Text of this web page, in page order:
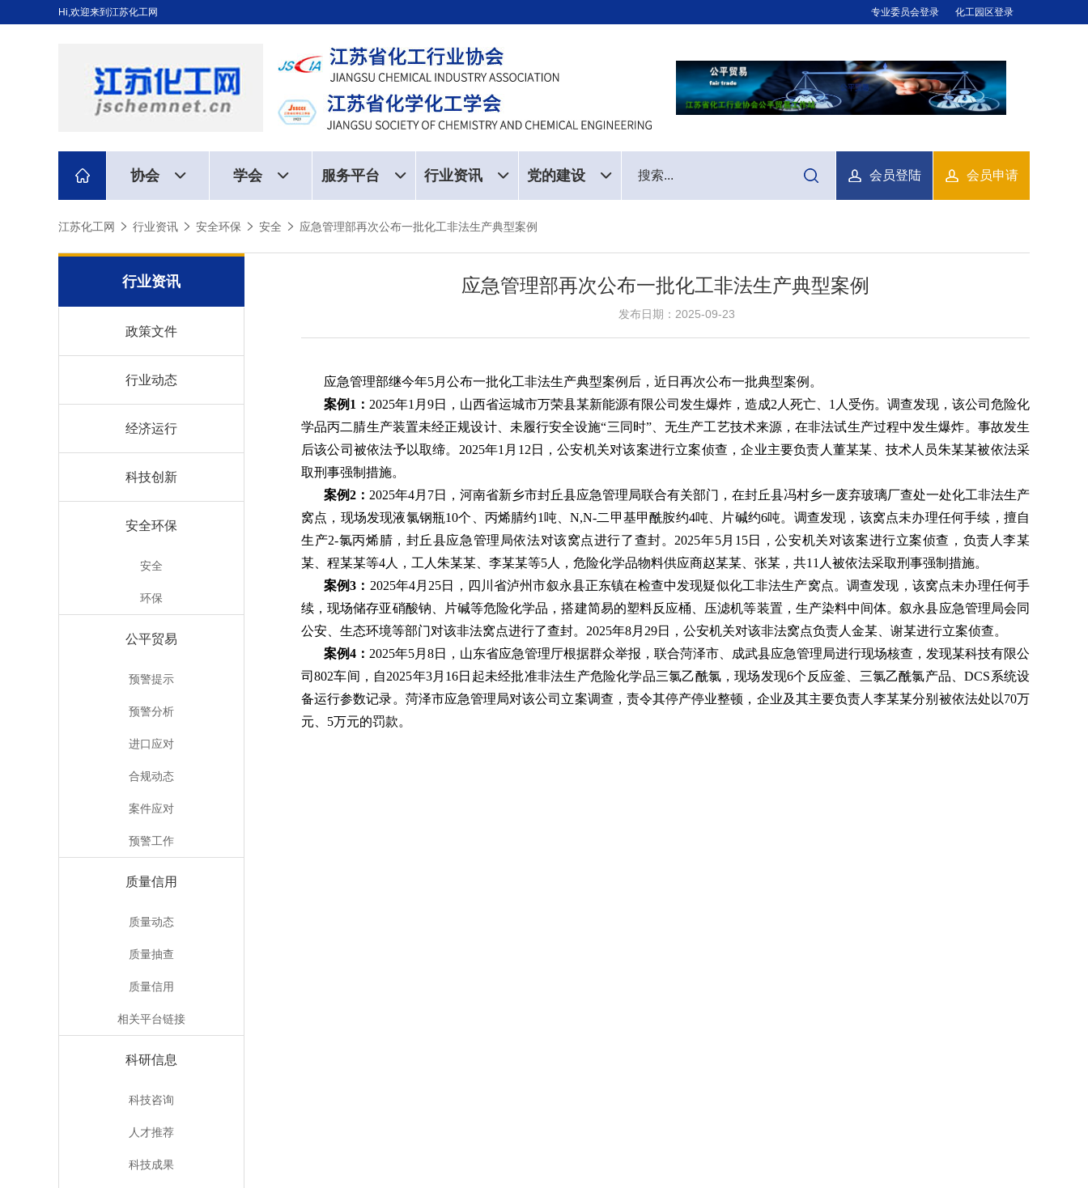
Hi,欢迎来到江苏化工网 化工园区登录
专业委员会登录
协会 学会 服务平台 行业资讯 党的建设 会员登陆 会员申请
江苏化工网 行业资讯 安全环保 安全 应急管理部再次公布一批化工非法生产典型案例
行业资讯
政策文件
行业动态
经济运行
科技创新
安全环保
安全
环保
公平贸易
预警提示
预警分析
进口应对
合规动态
案件应对
预警工作
质量信用
质量动态
质量抽查
质量信用
相关平台链接
科研信息
科技咨询
人才推荐
科技成果
应急管理部再次公布一批化工非法生产典型案例
发布日期：2025-09-23
应急管理部继今年5月公布一批化工非法生产典型案例后，近日再次公布一批典型案例。
案例1： 2025年1月9日，山西省运城市万荣县某新能源有限公司发生爆炸，造成2人死亡、1人受伤。调查发现，该公司危险化
学品丙二腈生产装置未经正规设计、未履行安全设施“三同时”、无生产工艺技术来源，在非法试生产过程中发生爆炸。事故发生
后该公司被依法予以取缔。2025年1月12日，公安机关对该案进行立案侦查，企业主要负责人董某某、技术人员朱某某被依法采
取刑事强制措施。
案例2： 2025年4月7日，河南省新乡市封丘县应急管理局联合有关部门，在封丘县冯村乡一废弃玻璃厂查处一处化工非法生产
窝点，现场发现液氯钢瓶10个、丙烯腈约1吨、N,N-二甲基甲酰胺约4吨、片碱约6吨。调查发现，该窝点未办理任何手续，擅自
生产2-氯丙烯腈，封丘县应急管理局依法对该窝点进行了查封。2025年5月15日，公安机关对该案进行立案侦查，负责人李某
某、程某某等4人，工人朱某某、李某某等5人，危险化学品物料供应商赵某某、张某，共11人被依法采取刑事强制措施。
案例3： 2025年4月25日，四川省泸州市叙永县正东镇在检查中发现疑似化工非法生产窝点。调查发现，该窝点未办理任何手
续，现场储存亚硝酸钠、片碱等危险化学品，搭建简易的塑料反应桶、压滤机等装置，生产染料中间体。叙永县应急管理局会同
公安、生态环境等部门对该非法窝点进行了查封。2025年8月29日，公安机关对该非法窝点负责人金某、谢某进行立案侦查。
案例4： 2025年5月8日，山东省应急管理厅根据群众举报，联合菏泽市、成武县应急管理局进行现场核查，发现某科技有限公
司802车间，自2025年3月16日起未经批准非法生产危险化学品三氯乙酰氯，现场发现6个反应釜、三氯乙酰氯产品、DCS系统设
备运行参数记录。菏泽市应急管理局对该公司立案调查，责令其停产停业整顿，企业及其主要负责人李某某分别被依法处以70万
元、5万元的罚款。